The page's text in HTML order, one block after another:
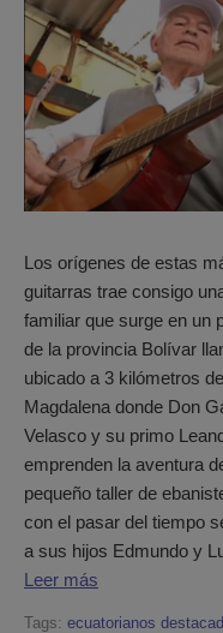
Los orígenes de estas
guitarras trae consigo
familiar que surge en un
de la provincia Bolívar
ubicado a 3 kilómetros
Magdalena donde Don
Velasco y su primo
emprenden la aventura
pequeño taller de
con el pasar del tiempo
a sus hijos Edmundo y
Leer más
Tags: ecuatorianos